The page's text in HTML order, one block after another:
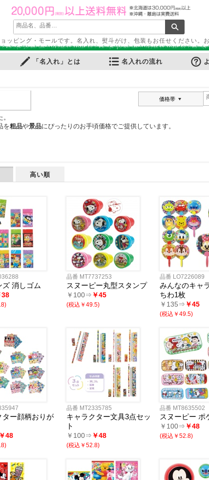
ッピング・モールです。名入れ、熨斗がけ、包装もお任せください。
「名入れ」とは 名入れの流れ
価格帯
を粗品や景品にぴったりのお手頃価格でご提供しています。
ン
ペン
筆記具
色鉛筆・クレヨン
防災用品
・シート
能グッズ
ーム
フューザー
ャンドル
小物
・チェア
・鍋
電
ケール
覚し時計
ップウォッチ
グ
着
グ
ッグ
ズ
ラクター
ーフ
ー
物
・ケース
・タンブラー
ス
ッション・チェア
ラベル
ル
用品
呑トラリー
ーナー
トカーフ
・リラックス
ト・ポンチョ
充電器
ズッズ
ア
高い順
ズ 消しゴム
38
品番 MT7737253
スヌーピー丸型スタンプ
￥100⇒ ￥45
(税込￥49.5)
品番 LO7226089
みんなのキャ
ちわ1枚
￥135⇒ ￥45
(税込￥49.5)
ター顔柄おりが
￥48
品番 MT2335785
キャラクター文具3点セッ
ト
￥100⇒ ￥48
(税込￥52.8)
品番 MT8635502
スヌーピー ポ
￥100⇒ ￥48
(税込￥52.8)